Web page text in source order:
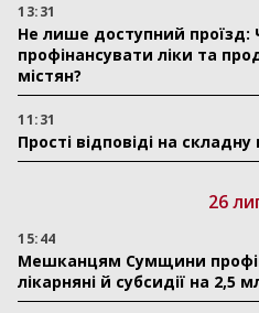
13:31
Не лише доступний проїзд:
профінансувати ліки та
містян?
11:31
Прості відповіді на складну
26
15:44
Мешканцям Сумщини
лікарняні й субсидії на 2,5